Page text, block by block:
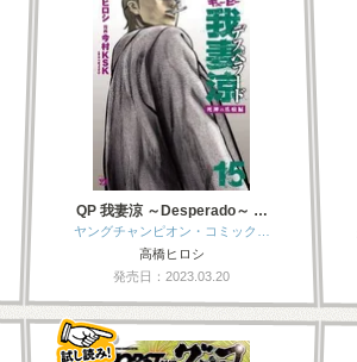
QP 我妻涼 ～Desperado～ …
ヤングチャンピオン・コミック…
高橋ヒロシ
発売日：2023.03.20